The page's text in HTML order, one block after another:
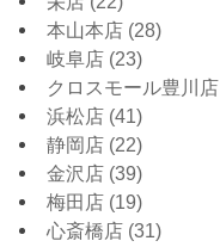
本山本店 (28)
岐阜店 (23)
クロスモール豊川店
浜松店 (41)
静岡店 (22)
金沢店 (39)
梅田店 (19)
心斎橋店 (31)